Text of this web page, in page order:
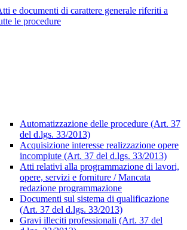
e documenti di carattere generale riferiti a
le procedure
Automatizzazione delle procedure (Art. 37
del d.lgs. 33/2013)
Acquisizione interesse realizzazione opere
incompiute (Art. 37 del d.lgs. 33/2013)
Atti relativi alla programmazione di lavori,
opere, servizi e forniture / Mancata
redazione programmazione
Documenti sul sistema di qualificazione
(Art. 37 del d.lgs. 33/2013)
Gravi illeciti professionali (Art. 37 del